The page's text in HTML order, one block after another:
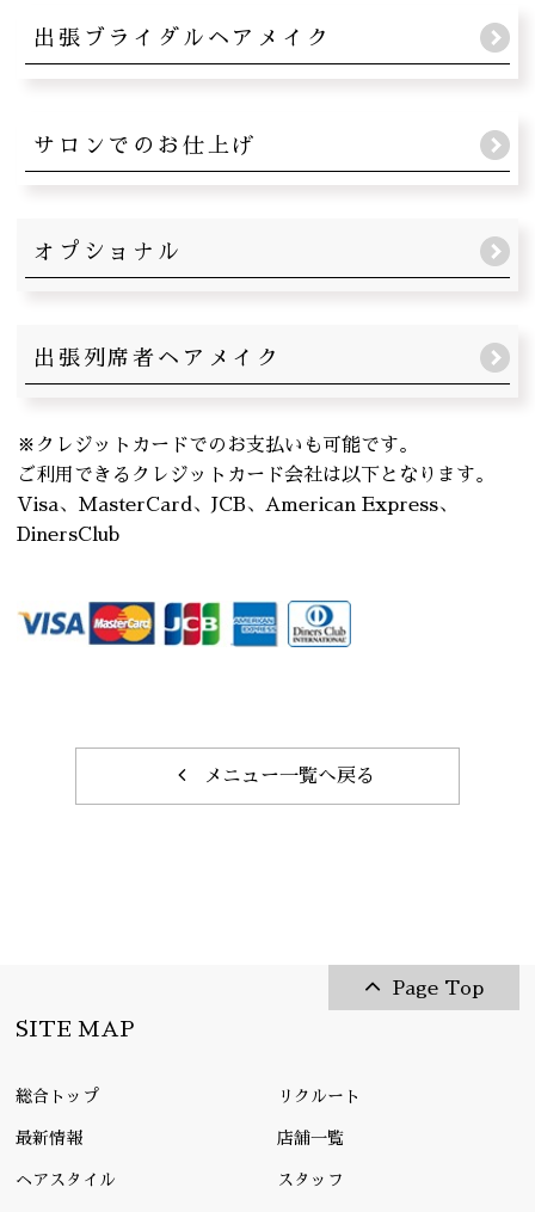
出張ブライダルヘアメイク
サロンでのお仕上げ
オプショナル
出張列席者ヘアメイク
※クレジットカードでのお支払いも可能です。
ご利用できるクレジットカード会社は以下となります。
Visa、MasterCard、JCB、American Express、
DinersClub
メニュー一覧へ戻る
Page Top
SITE MAP
総合トップ リクルート
最新情報 店舗一覧
ヘアスタイル スタッフ